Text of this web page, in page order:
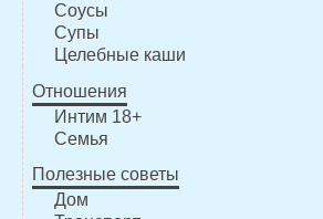
Соусы
Супы
Целебные каши
Отношения
Интим 18+
Семья
Полезные советы
Дом